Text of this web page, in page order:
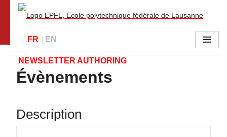
NEWSLETTER AUTHORING
FR EN Menu
Évènements
Description